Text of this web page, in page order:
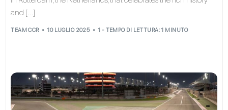
and […]
TEAM CCR 10 LUGLIO 2025 1 - TEMPO DI LETTURA: 1 MINUTO